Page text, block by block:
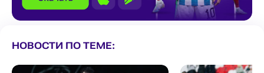
НОВОСТИ ПО ТЕМЕ: